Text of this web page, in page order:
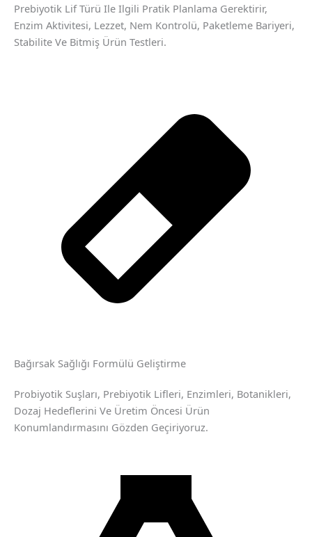
Prebiyotik Lif Türü Ile Ilgili Pratik Planlama Gerektirir,
Enzim Aktivitesi, Lezzet, Nem Kontrolü, Paketleme Bariyeri,
Stabilite Ve Bitmiş Ürün Testleri.
Bağırsak Sağlığı Formülü Geliştirme
Probiyotik Suşları, Prebiyotik Lifleri, Enzimleri, Botanikleri,
Dozaj Hedeflerini Ve Üretim Öncesi Ürün
Konumlandırmasını Gözden Geçiriyoruz.